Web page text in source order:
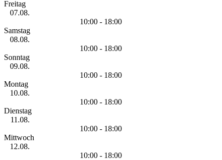
Freitag
07.08.
10:00 - 18:00
Samstag
08.08.
10:00 - 18:00
Sonntag
09.08.
10:00 - 18:00
Montag
10.08.
10:00 - 18:00
Dienstag
11.08.
10:00 - 18:00
Mittwoch
12.08.
10:00 - 18:00